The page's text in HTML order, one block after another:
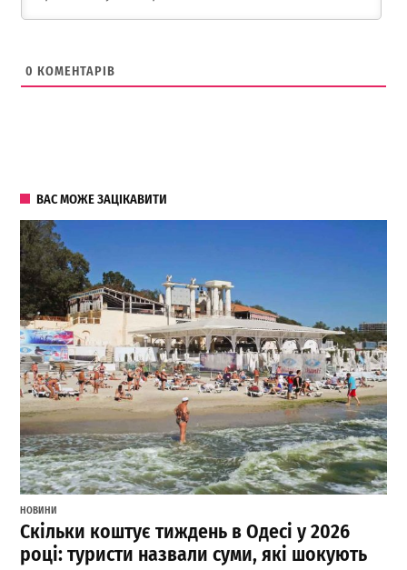
0 КОМЕНТАРІВ
ВАС МОЖЕ ЗАЦІКАВИТИ
НОВИНИ
Скільки коштує тиждень в Одесі у 2026
році: туристи назвали суми, які шокують